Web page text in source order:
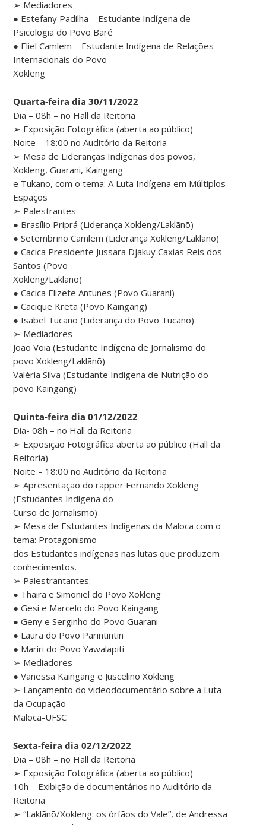
➢ Mediadores
● Estefany Padilha – Estudante Indígena de
Psicologia do Povo Baré
● Eliel Camlem – Estudante Indígena de Relações
Internacionais do Povo
Xokleng
Quarta-feira dia 30/11/2022
Dia – 08h – no Hall da Reitoria
➢ Exposição Fotográfica (aberta ao público)
Noite – 18:00 no Auditório da Reitoria
➢ Mesa de Lideranças Indígenas dos povos,
Xokleng, Guarani, Kaingang
e Tukano, com o tema: A Luta Indígena em Múltiplos
Espaços
➢ Palestrantes
● Brasílio Priprá (Liderança Xokleng/Laklãnõ)
● Setembrino Camlem (Liderança Xokleng/Laklãnõ)
● Cacica Presidente Jussara Djakuy Caxias Reis dos
Santos (Povo
Xokleng/Laklãnõ)
● Cacica Elizete Antunes (Povo Guarani)
● Cacique Kretã (Povo Kaingang)
● Isabel Tucano (Liderança do Povo Tucano)
➢ Mediadores
João Voia (Estudante Indígena de Jornalismo do
povo Xokleng/Laklãnõ)
Valéria Silva (Estudante Indígena de Nutrição do
povo Kaingang)
Quinta-feira dia 01/12/2022
Dia- 08h – no Hall da Reitoria
➢ Exposição Fotográfica aberta ao público (Hall da
Reitoria)
Noite – 18:00 no Auditório da Reitoria
➢ Apresentação do rapper Fernando Xokleng
(Estudantes Indígena do
Curso de Jornalismo)
➢ Mesa de Estudantes Indígenas da Maloca com o
tema: Protagonismo
dos Estudantes indígenas nas lutas que produzem
conhecimentos.
➢ Palestrantantes:
● Thaira e Simoniel do Povo Xokleng
● Gesi e Marcelo do Povo Kaingang
● Geny e Serginho do Povo Guarani
● Laura do Povo Parintintin
● Mariri do Povo Yawalapiti
➢ Mediadores
● Vanessa Kaingang e Juscelino Xokleng
➢ Lançamento do videodocumentário sobre a Luta
da Ocupação
Maloca-UFSC
Sexta-feira dia 02/12/2022
Dia – 08h – no Hall da Reitoria
➢ Exposição Fotográfica (aberta ao público)
10h – Exibição de documentários no Auditório da
Reitoria
➢ “Laklãnõ/Xokleng: os órfãos do Vale”, de Andressa